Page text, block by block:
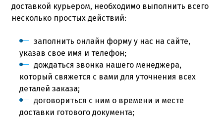
доставкой курьером, необходимо выполнить всего
несколько простых действий:
заполнить онлайн форму у нас на сайте,
указав свое имя и телефон;
дождаться звонка нашего менеджера,
который свяжется с вами для уточнения всех
деталей заказа;
договориться с ним о времени и месте
доставки готового документа;